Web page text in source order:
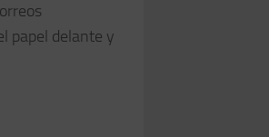
papel delante y